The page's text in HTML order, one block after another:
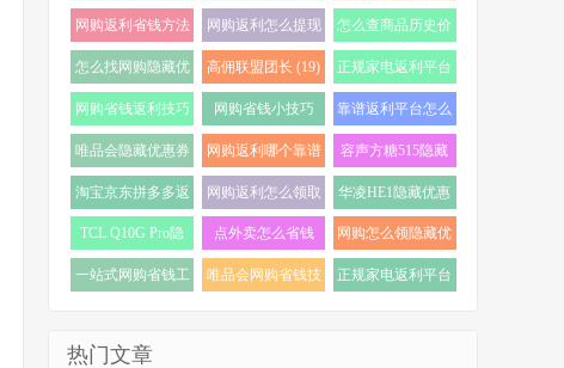
(32)
(23)
网购返利省钱方法
(22)
网购返利怎么提现
(21)
怎么查商品历史价
格走势 (20)
怎么找网购隐藏优
惠券 (20)
高佣联盟团长 (19)
正规家电返利平台
怎么选 (18)
网购省钱返利技巧
(18)
网购省钱小技巧
(18)
靠谱返利平台怎么
选 (17)
唯品会隐藏优惠券
怎么找 (17)
网购返利哪个靠谱
(16)
容声方糖515隐藏
优惠券 (16)
淘宝京东拼多多返
利 (16)
网购返利怎么领取
(16)
华凌HE1隐藏优惠
券 (16)
TCL Q10G Pro隐
藏优惠券 (16)
点外卖怎么省钱
(16)
网购怎么领隐藏优
惠券 (16)
一站式网购省钱工
唯品会网购省钱技
正规家电返利平台
热门文章